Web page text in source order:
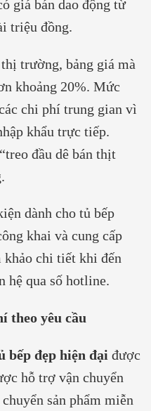
giá bán dao động từ
triệu đồng.
trường, bảng giá mà
khoảng 20%. Mức
chi phí trung gian vì
khẩu trực tiếp.
đầu dê bán thịt
dành cho tủ bếp
khai và cung cấp
khảo chi tiết khi đến
hệ qua số hotline.
theo yêu cầu
bếp đẹp hiện đại được
hỗ trợ vận chuyển
sản phẩm miễn